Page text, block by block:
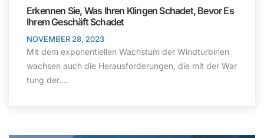
Erkennen Sie, Was Ihren Klingen Schadet, Bevor Es
Ihrem Geschäft Schadet
NOVEMBER 28, 2023
Mit dem exponentiellen Wachstum der Windturbinen
wachsen auch die Herausforderungen, die mit der War
tung der....